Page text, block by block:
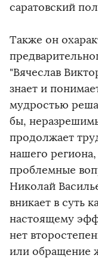
саратовский
Также он
"Вячеслав
знает и
мудростью
бы,
продолжает
нашего
проблемные
Николай
вникает в суть
настоящему
нет
или обращение